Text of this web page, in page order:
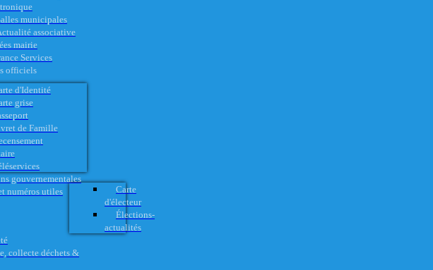
municipales
associative
mairie
Services
officiels
d'Identité
grise
de Famille
gouvernementales
numéros utiles
Carte
d'électeur
Élections-
actualités
collecte déchets &